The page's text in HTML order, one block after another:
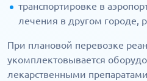
транспортировке в
лечения в другом городе,
При плановой перевозке
укомплектовывается
лекарственными